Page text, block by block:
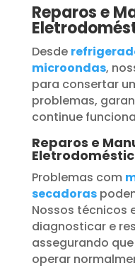
Reparos e
Desde
microondas,
para consertar
problemas,
continue
Reparos e
Problemas com
secadoras
Nossos técnicos
diagnosticar e
assegurando
operar